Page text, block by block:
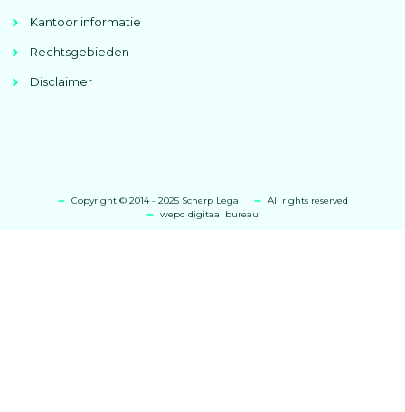
Kantoor informatie
Rechtsgebieden
Disclaimer
Copyright © 2014 - 2025 Scherp Legal
All rights reserved
wepd digitaal bureau